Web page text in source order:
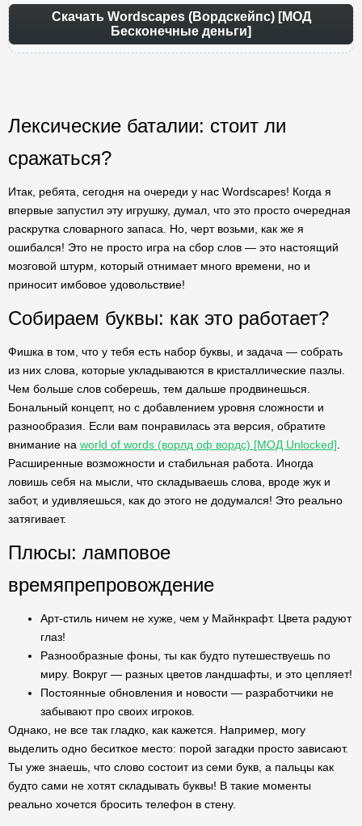
Скачать Wordscapes (Вордскейпс) [МОД
Бесконечные деньги]
Лексические баталии: стоит ли
сражаться?
Итак, ребята, сегодня на очереди у нас Wordscapes! Когда я
впервые запустил эту игрушку, думал, что это просто очередная
раскрутка словарного запаса. Но, черт возьми, как же я
ошибался! Это не просто игра на сбор слов — это настоящий
мозговой штурм, который отнимает много времени, но и
приносит имбовое удовольствие!
Собираем буквы: как это работает?
Фишка в том, что у тебя есть набор буквы, и задача — собрать
из них слова, которые укладываются в кристаллические пазлы.
Чем больше слов соберешь, тем дальше продвинешься.
Бональный концепт, но с добавлением уровня сложности и
разнообразия. Если вам понравилась эта версия, обратите
внимание на world of words (ворлд оф вордс) [МОД Unlocked]
Расширенные возможности и стабильная работа. Иногда
ловишь себя на мысли, что складываешь слова, вроде жук и
забот, и удивляешься, как до этого не додумался! Это реально
затягивает.
Плюсы: ламповое
времяпрепровождение
Арт-стиль ничем не хуже, чем у Майнкрафт. Цвета радуют
глаз!
Разнообразные фоны, ты как будто путешествуешь по
миру. Вокруг — разных цветов ландшафты, и это цепляет!
Постоянные обновления и новости — разработчики не
забывают про своих игроков.
Однако, не все так гладко, как кажется. Например, могу
выделить одно беситкое место: порой загадки просто зависают.
Ты уже знаешь, что слово состоит из семи букв, а пальцы как
будто сами не хотят складывать буквы! В такие моменты
реально хочется бросить телефон в стену.